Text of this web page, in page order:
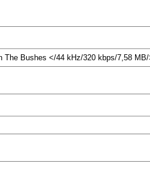
The Bushes </44 kHz/320 kbps/7,58